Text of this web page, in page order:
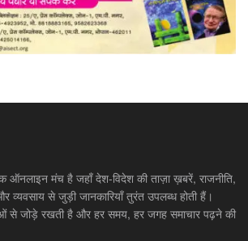
मंच है जहाँ देश-विदेश की ताज़ा ख़बरें, राजनीति,
से जुड़ी जानकारियाँ तुरंत उपलब्ध होती हैं।
से जोड़े रखती है और हर समय, हर जगह समाचार पढ़ने की